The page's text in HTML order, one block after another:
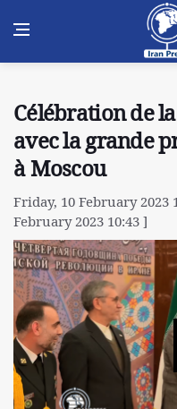
Célébration de
avec la grande
à Moscou
Friday, 10 February 2023
February 2023 10:43 ]